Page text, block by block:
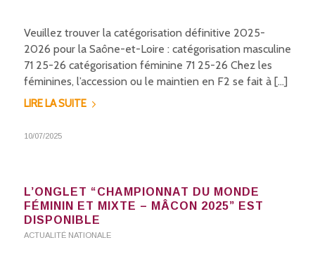
Veuillez trouver la catégorisation définitive 2025-
2026 pour la Saône-et-Loire : catégorisation masculine
71 25-26 catégorisation féminine 71 25-26 Chez les
féminines, l’accession ou le maintien en F2 se fait à […]
LIRE LA SUITE
10/07/2025
L’ONGLET “CHAMPIONNAT DU MONDE
FÉMININ ET MIXTE – MÂCON 2025” EST
DISPONIBLE
ACTUALITÉ NATIONALE